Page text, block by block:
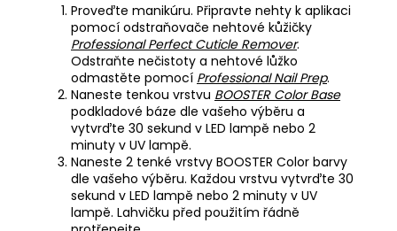
Proveďte manikúru. Připravte nehty k aplikaci
pomocí odstraňovače nehtové kůžičky
Professional Perfect Cuticle Remover.
Odstraňte nečistoty a nehtové lůžko
odmastěte pomocí Professional Nail Prep.
Naneste tenkou vrstvu BOOSTER Color Base
podkladové báze dle vašeho výběru a
vytvrďte 30 sekund v LED lampě nebo 2
minuty v UV lampě.
Naneste 2 tenké vrstvy BOOSTER Color barvy
dle vašeho výběru. Každou vrstvu vytvrďte 30
sekund v LED lampě nebo 2 minuty v UV
lampě. Lahvičku před použitím řádně